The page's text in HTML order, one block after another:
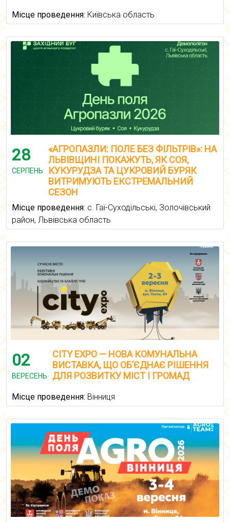
Місце проведення: Київська область
28
СЕРПЕНЬ
«АГРОПАЗЛИ: ПОЛЕ БЕЗ ФІЛЬТРІВ»: НА
ЛЬВІВЩИНІ ПОКАЖУТЬ, ЯК СОЯ,
КУКУРУДЗА ТА ЦУКРОВИЙ БУРЯК
ВИТРИМУЮТЬ ЕКСТРЕМАЛЬНИЙ
СЕЗОН
Місце проведення: с. Гаї-Суходільські, Золочівський
район, Львівська область
02
ВЕРЕСЕНЬ
CITY EXPO — НОВА КОМУНАЛЬНА
ВИСТАВКА, ЩО ОБ’ЄДНАЄ РІШЕННЯ
ДЛЯ РОЗВИТКУ МІСТ І ГРОМАД
Місце проведення: Вінниця